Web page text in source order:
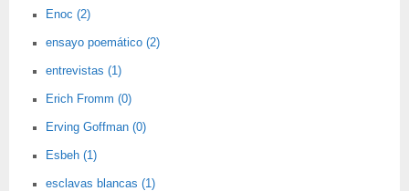
Enoc (2)
ensayo poemático (2)
entrevistas (1)
Erich Fromm (0)
Erving Goffman (0)
Esbeh (1)
esclavas blancas (1)